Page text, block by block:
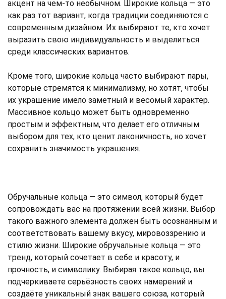
акцент на чем-то необычном. Широкие кольца — это
как раз тот вариант, когда традиции соединяются с
современным дизайном. Их выбирают те, кто хочет
выразить свою индивидуальность и выделиться
среди классических вариантов.
Кроме того, широкие кольца часто выбирают пары,
которые стремятся к минимализму, но хотят, чтобы
их украшение имело заметный и весомый характер.
Массивное кольцо может быть одновременно
простым и эффектным, что делает его отличным
выбором для тех, кто ценит лаконичность, но хочет
сохранить значимость украшения.
Обручальные кольца — это символ, который будет
сопровождать вас на протяжении всей жизни. Выбор
такого важного элемента должен быть осознанным и
соответствовать вашему вкусу, мировоззрению и
стилю жизни. Широкие обручальные кольца — это
тренд, который сочетает в себе и красоту, и
прочность, и символику. Выбирая такое кольцо, вы
подчеркиваете серьёзность своих намерений и
создаёте уникальный знак вашего союза, который